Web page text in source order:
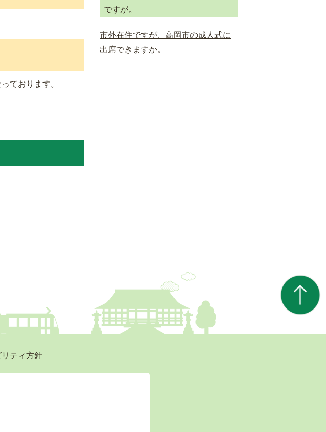
ております。
索
ですが。
市外在住ですが、高岡市の成人式に
出席できますか。
ティ方針